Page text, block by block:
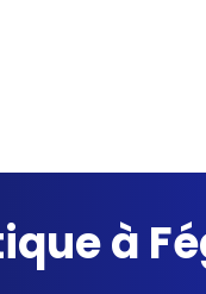
à